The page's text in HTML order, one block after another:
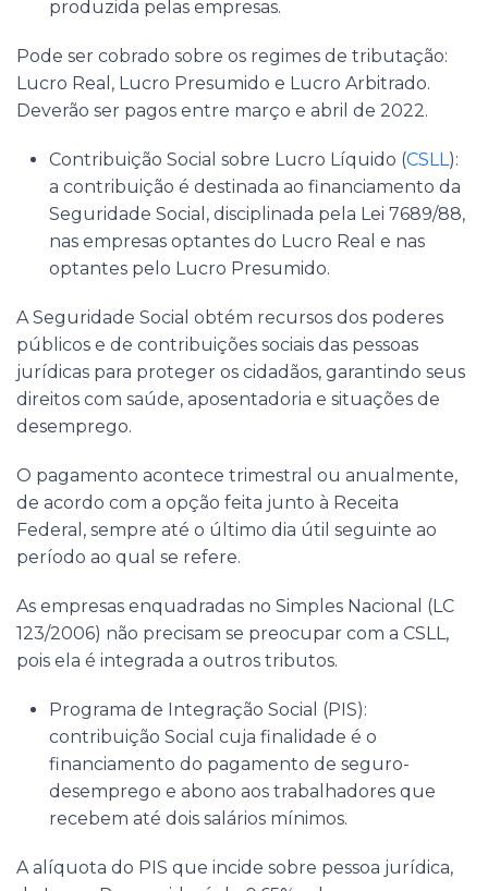
produzida pelas empresas.
Pode ser cobrado sobre os regimes de tributação:
Lucro Real, Lucro Presumido e Lucro Arbitrado.
Deverão ser pagos entre março e abril de 2022.
Contribuição Social sobre Lucro Líquido (CSLL):
a contribuição é destinada ao financiamento da
Seguridade Social, disciplinada pela Lei 7689/88,
nas empresas optantes do Lucro Real e nas
optantes pelo Lucro Presumido.
A Seguridade Social obtém recursos dos poderes
públicos e de contribuições sociais das pessoas
jurídicas para proteger os cidadãos, garantindo seus
direitos com saúde, aposentadoria e situações de
desemprego.
O pagamento acontece trimestral ou anualmente,
de acordo com a opção feita junto à Receita
Federal, sempre até o último dia útil seguinte ao
período ao qual se refere.
As empresas enquadradas no Simples Nacional (LC
123/2006) não precisam se preocupar com a CSLL,
pois ela é integrada a outros tributos.
Programa de Integração Social (PIS):
contribuição Social cuja finalidade é o
financiamento do pagamento de seguro-
desemprego e abono aos trabalhadores que
recebem até dois salários mínimos.
A alíquota do PIS que incide sobre pessoa jurídica,